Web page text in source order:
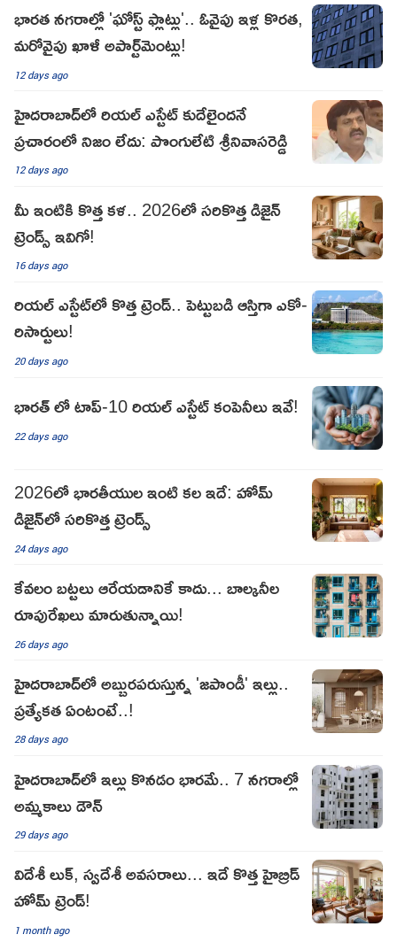
భారత నగరాల్లో 'ఘోస్ట్ ఫ్లాట్లు'.. ఓవైపు ఇళ్ల కొరత,
మరోవైపు ఖాళీ అపార్ట్‌మెంట్లు!
12 days ago
హైదరాబాద్‌లో రియల్ ఎస్టేట్ కుదేలైందనే
ప్రచారంలో నిజం లేదు: పొంగులేటి శ్రీనివాసరెడ్డి
12 days ago
మీ ఇంటికి కొత్త కళ.. 2026లో సరికొత్త డిజైన్
ట్రెండ్స్ ఇవిగో!
16 days ago
రియల్ ఎస్టేట్‌లో కొత్త ట్రెండ్.. పెట్టుబడి ఆస్తిగా ఎకో-
రిసార్టులు!
20 days ago
భారత్ లో టాప్-10 రియల్ ఎస్టేట్ కంపెనీలు ఇవే!
22 days ago
2026లో భారతీయుల ఇంటి కల ఇదే: హోమ్
డిజైన్‌లో సరికొత్త ట్రెండ్స్
24 days ago
కేవలం బట్టలు ఆరేయడానికే కాదు... బాల్కనీల
రూపురేఖలు మారుతున్నాయి!
26 days ago
హైదరాబాద్‌లో అబ్బురపరుస్తున్న 'జపాండీ' ఇల్లు..
ప్రత్యేకత ఏంటంటే..!
28 days ago
హైదరాబాద్‌లో ఇల్లు కొనడం భారమే.. 7 నగరాల్లో
అమ్మకాలు డౌన్‌
29 days ago
విదేశీ లుక్, స్వదేశీ అవసరాలు... ఇదే కొత్త హైబ్రిడ్
హోమ్ ట్రెండ్!
1 month ago